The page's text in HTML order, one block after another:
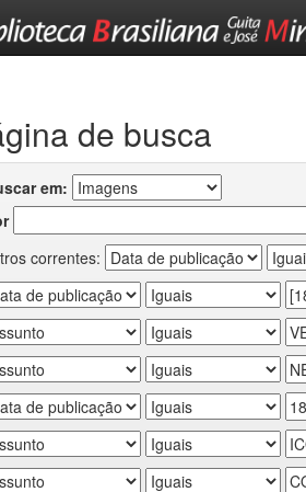
de busca
em:
correntes: